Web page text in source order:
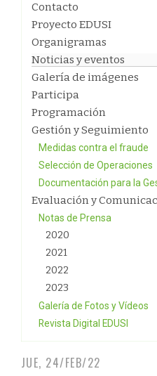
Contacto
Proyecto EDUSI
Organigramas
Noticias y eventos
Galería de imágenes
Participa
Programación
Gestión y Seguimiento
Medidas contra el fraude
Selección de Operaciones
Documentación para la
Evaluación y
Notas de Prensa
2020
2021
2022
2023
Galería de Fotos y Vídeos
Revista Digital EDUSI
JUE, 24/FEB/22